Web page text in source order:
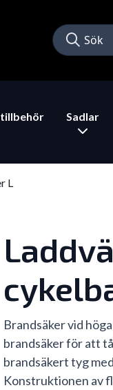
Sadlar
L
Brandsäker vid
brandsäker för att
brandsäkert tyg
Konstruktionen av